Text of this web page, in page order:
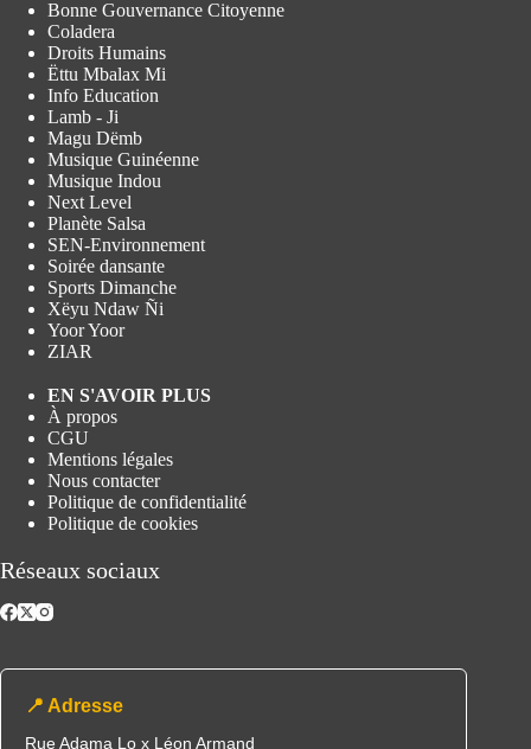
Bonne Gouvernance Citoyenne
Coladera
Droits Humains
Ëttu Mbalax Mi
Info Education
Lamb - Ji
Magu Dëmb
Musique Guinéenne
Musique Indou
Next Level
Planète Salsa
SEN-Environnement
Soirée dansante
Sports Dimanche
Xëyu Ndaw Ñi
Yoor Yoor
ZIAR
EN S'AVOIR PLUS
À propos
CGU
Mentions légales
Nous contacter
Politique de confidentialité
Politique de cookies
Réseaux sociaux
📍 Adresse
Rue Adama Lo x Léon Armand